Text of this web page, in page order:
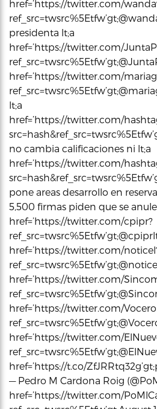
href=’https://twitter.com/
presidenta lt;a
href=’https://twitter.com/
href=’https://twitter.com/
lt;a
href=’https://twitter.com/
no cambia calificaciones ni lt;a
href=’https://twitter.com/
pone areas desarrollo en
5,500 firmas piden que se
href=’https://twitter.com/cpipr?
href=’https://twitter.com/
href=’https://twitter.com/
href=’https://twitter.com/
href=’https://twitter.com/
href=’https://t.co/
— Pedro M Cardona Roig
href=’https://twitter.com/